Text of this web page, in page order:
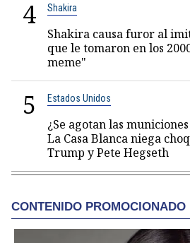
4 Shakira
Shakira causa furor al
que le tomaron en los
meme"
5 Estados Unidos
¿Se agotan las
La Casa Blanca niega
Trump y Pete Hegseth